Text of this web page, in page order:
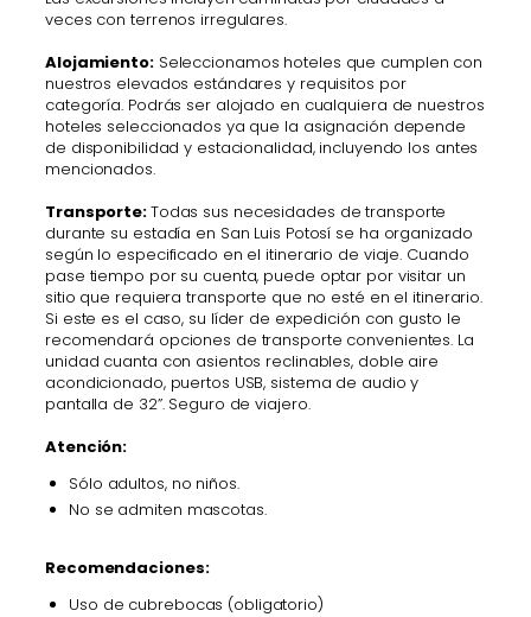
veces con terrenos irregulares.
Alojamiento:Seleccionamos hoteles que cumplen con
nuestros elevados estándares y requisitos por
categoría. Podrás ser alojado en cualquiera de nuestros
hoteles seleccionados ya que la asignación depende
de disponibilidad y estacionalidad, incluyendo los antes
mencionados.
Transporte:Todas sus necesidades de transporte
durante su estadía en San Luis Potosí se ha organizado
según lo especificado en el itinerario de viaje. Cuando
pase tiempo por su cuenta, puede optar por visitar un
sitio que requiera transporte que no esté en el itinerario.
Si este es el caso, su líder de expedición con gusto le
recomendará opciones de transporte convenientes. La
unidad cuanta con asientos reclinables, doble aire
acondicionado, puertos USB, sistema de audio y
pantalla de 32”. Seguro de viajero.
Atención:
Sólo adultos, no niños.
No se admiten mascotas.
Recomendaciones:
Uso de cubrebocas (obligatorio)